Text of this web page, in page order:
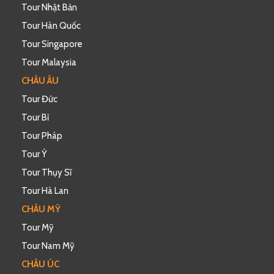
Tour Nhật Bản
Tour Hàn Quốc
Tour Singapore
Tour Malaysia
CHÂU ÂU
Tour Đức
Tour Bỉ
Tour Pháp
Tour Ý
Tour Thụy Sĩ
Tour Hà Lan
CHÂU MỸ
Tour Mỹ
Tour Nam Mỹ
CHÂU ÚC